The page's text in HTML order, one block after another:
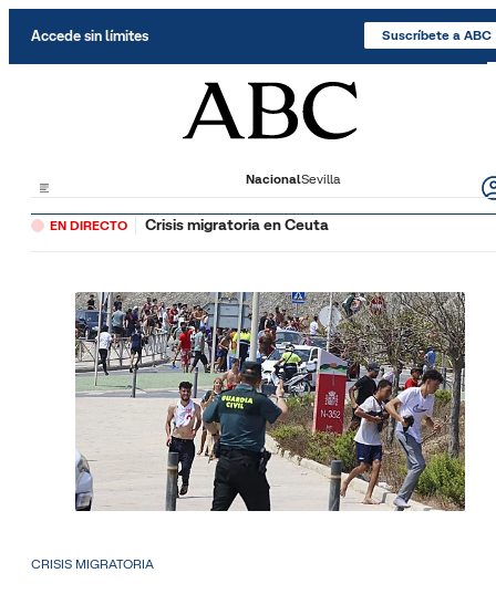
Accede sin límites Suscríbete a ABC
NacionalSevilla
EN DIRECTO Crisis migratoria en Ceuta
CRISIS MIGRATORIA